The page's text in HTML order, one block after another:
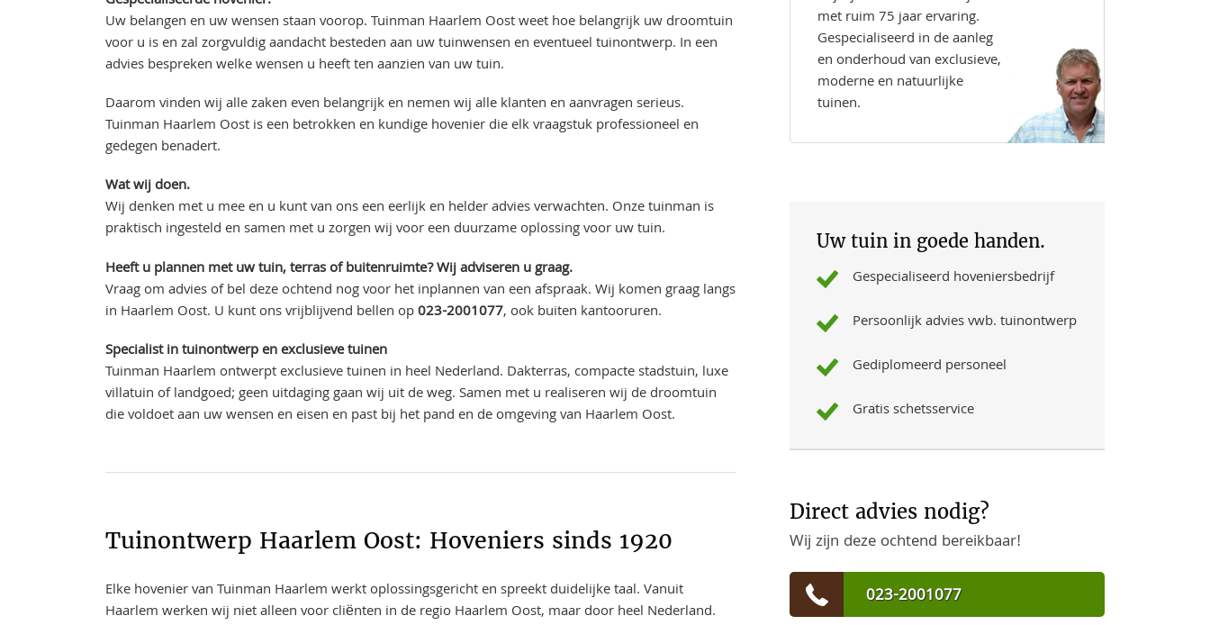
Uw belangen en uw wensen staan voorop. Tuinman Haarlem Oost weet hoe belangrijk uw droomtuin
voor u is en zal zorgvuldig aandacht besteden aan uw tuinwensen en eventueel tuinontwerp. In een
advies bespreken welke wensen u heeft ten aanzien van uw tuin.
Daarom vinden wij alle zaken even belangrijk en nemen wij alle klanten en aanvragen serieus.
Tuinman Haarlem Oost is een betrokken en kundige hovenier die elk vraagstuk professioneel en
gedegen benadert.
Wat wij doen.
Wij denken met u mee en u kunt van ons een eerlijk en helder advies verwachten. Onze tuinman is
praktisch ingesteld en samen met u zorgen wij voor een duurzame oplossing voor uw tuin.
Heeft u plannen met uw tuin, terras of buitenruimte? Wij adviseren u graag.
Vraag om advies of bel deze ochtend nog voor het inplannen van een afspraak. Wij komen graag langs
in Haarlem Oost. U kunt ons vrijblijvend bellen op023-2001077, ook buiten kantooruren.
Specialist in tuinontwerp en exclusieve tuinen
Tuinman Haarlem ontwerpt exclusieve tuinen in heel Nederland. Dakterras, compacte stadstuin, luxe
villatuin of landgoed; geen uitdaging gaan wij uit de weg. Samen met u realiseren wij de droomtuin
die voldoet aan uw wensen en eisen en past bij het pand en de omgeving van Haarlem Oost.
Tuinontwerp Haarlem Oost: Hoveniers sinds 1920
Elke hovenier van Tuinman Haarlem werkt oplossingsgericht en spreekt duidelijke taal. Vanuit
Haarlem werken wij niet alleen voor cliënten in de regio Haarlem Oost, maar door heel Nederland.
met ruim 75 jaar ervaring.
Gespecialiseerd in de aanleg
en onderhoud van exclusieve,
moderne en natuurlijke
tuinen.
Uw tuin in goede handen.
Gespecialiseerd hoveniersbedrijf
Persoonlijk advies vwb. tuinontwerp
Gediplomeerd personeel
Gratis schetsservice
Direct advies nodig?
Wij zijn deze ochtend bereikbaar!
023-2001077